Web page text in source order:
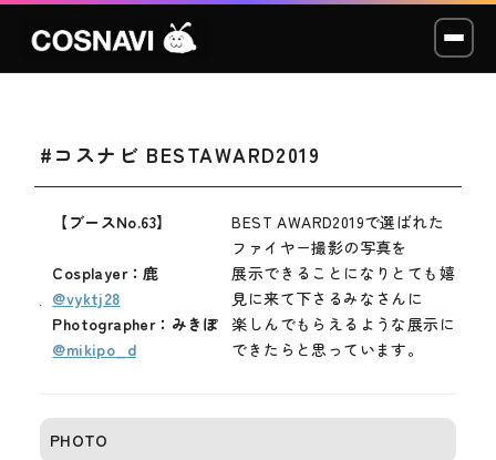
コスプレイベント
モデル撮影会
WCP
ショッカー
LABO
#コスナビ BESTAWARD2019
【ブースNo.63】
Cosplayer：鹿
@vyktj28
Photographer：みきぽ
@mikipo_d
BEST AWARD2019で選ばれた
ファイヤー撮影の写真を
展示できることになりとても嬉しい
見に来て下さるみなさんに
楽しんでもらえるような展示に
できたらと思っています。
PHOTO